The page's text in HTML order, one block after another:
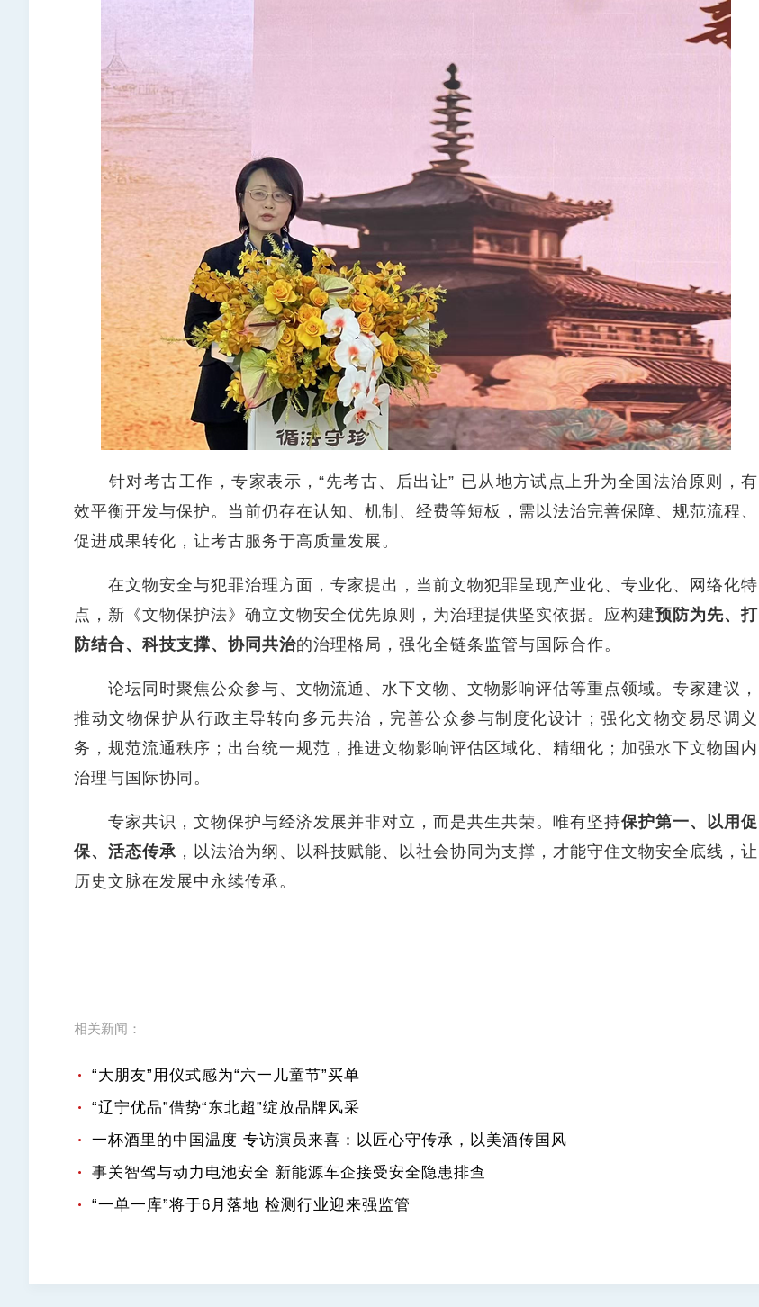
针对考古工作，专家表示，“先考古、后出让” 已从地方试点上升为全国法治原则，有
效平衡开发与保护。当前仍存在认知、机制、经费等短板，需以法治完善保障、规范流程、
促进成果转化，让考古服务于高质量发展。
在文物安全与犯罪治理方面，专家提出，当前文物犯罪呈现产业化、专业化、网络化特
点，新《文物保护法》确立文物安全优先原则，为治理提供坚实依据。应构建预防为先、打
防结合、科技支撑、协同共治的治理格局，强化全链条监管与国际合作。
论坛同时聚焦公众参与、文物流通、水下文物、文物影响评估等重点领域。专家建议，
推动文物保护从行政主导转向多元共治，完善公众参与制度化设计；强化文物交易尽调义
务，规范流通秩序；出台统一规范，推进文物影响评估区域化、精细化；加强水下文物国内
治理与国际协同。
专家共识，文物保护与经济发展并非对立，而是共生共荣。唯有坚持保护第一、以用促
保、活态传承 ，以法治为纲、以科技赋能、以社会协同为支撑，才能守住文物安全底线，让
历史文脉在发展中永续传承。
相关新闻：
“大朋友”用仪式感为“六一儿童节”买单
“辽宁优品”借势“东北超”绽放品牌风采
一杯酒里的中国温度 专访演员来喜：以匠心守传承，以美酒传国风
事关智驾与动力电池安全 新能源车企接受安全隐患排查
“一单一库”将于6月落地 检测行业迎来强监管